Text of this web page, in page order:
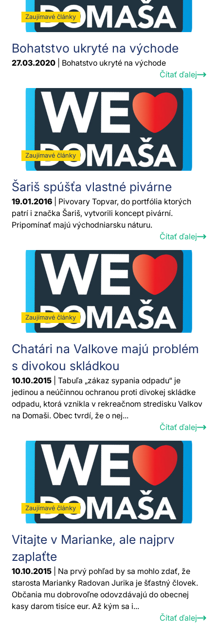
Zaujímavé články
Bohatstvo ukryté na východe
27.03.2020 | Bohatstvo ukryté na východe
Čítať ďalej
Zaujímavé články
Šariš spúšťa vlastné pivárne
19.01.2016 | Pivovary Topvar, do portfólia ktorých
patrí i značka Šariš, vytvorili koncept pivární.
Pripomínať majú východniarsku náturu.
Čítať ďalej
Zaujímavé články
Chatári na Valkove majú problém
s divokou skládkou
10.10.2015 | Tabuľa „zákaz sypania odpadu“ je
jedinou a neúčinnou ochranou proti divokej skládke
odpadu, ktorá vznikla v rekreačnom stredisku Valkov
na Domaši. Obec tvrdí, že o nej...
Čítať ďalej
Zaujímavé články
Vitajte v Marianke, ale najprv
zaplaťte
10.10.2015 | Na prvý pohľad by sa mohlo zdať, že
starosta Marianky Radovan Jurika je šťastný človek.
Občania mu dobrovoľne odovzdávajú do obecnej
kasy darom tisíce eur. Až kým sa i...
Čítať ďalej